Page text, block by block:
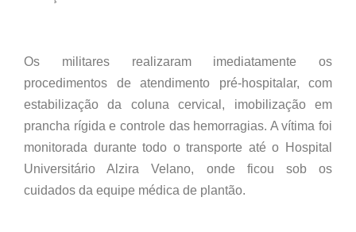
Os militares realizaram imediatamente os
procedimentos de atendimento pré-hospitalar, com
estabilização da coluna cervical, imobilização em
prancha rígida e controle das hemorragias. A vítima foi
monitorada durante todo o transporte até o Hospital
Universitário Alzira Velano, onde ficou sob os
cuidados da equipe médica de plantão.